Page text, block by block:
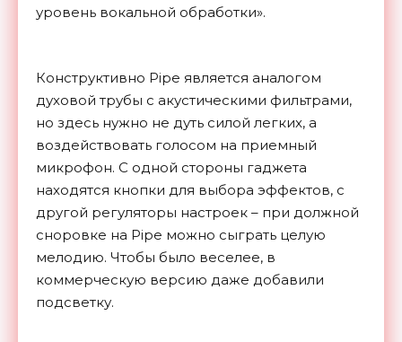
уровень вокальной обработки».
Конструктивно Pipe является аналогом
духовой трубы с акустическими фильтрами,
но здесь нужно не дуть силой легких, а
воздействовать голосом на приемный
микрофон. С одной стороны гаджета
находятся кнопки для выбора эффектов, с
другой регуляторы настроек – при должной
сноровке на Pipe можно сыграть целую
мелодию. Чтобы было веселее, в
коммерческую версию даже добавили
подсветку.